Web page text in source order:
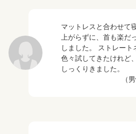
マットレスと合わせて
上がらずに、首も楽だ
しました。 ストレー
色々試してきたけれど
しっくりきました。
（